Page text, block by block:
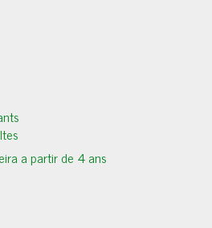
a partir de 4 ans